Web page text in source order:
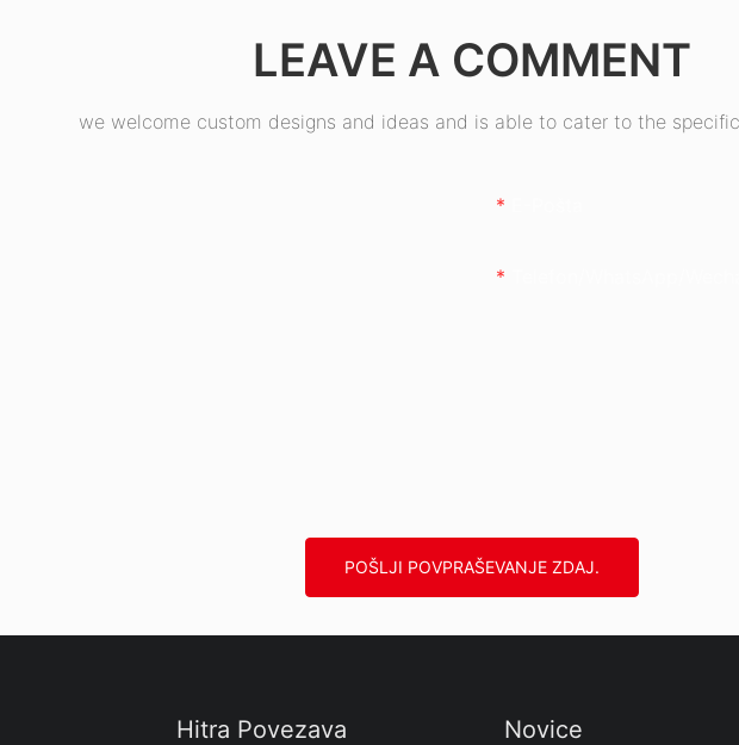
LEAVE A COMMENT
we welcome custom designs and ideas and is able to cater to the
POŠLJI POVPRAŠEVANJE ZDAJ.
Hitra Povezava Novice